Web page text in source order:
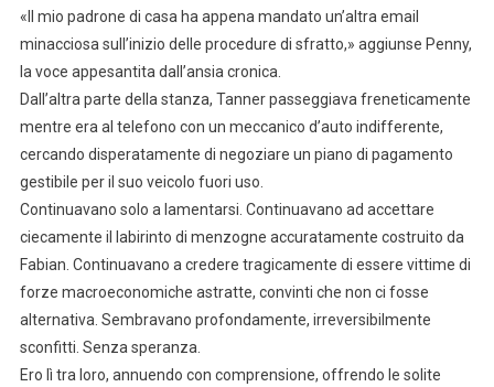
«Il mio padrone di casa ha appena mandato un’altra email
minacciosa sull’inizio delle procedure di sfratto,» aggiunse Penny,
la voce appesantita dall’ansia cronica.
Dall’altra parte della stanza, Tanner passeggiava freneticamente
mentre era al telefono con un meccanico d’auto indifferente,
cercando disperatamente di negoziare un piano di pagamento
gestibile per il suo veicolo fuori uso.
Continuavano solo a lamentarsi. Continuavano ad accettare
ciecamente il labirinto di menzogne accuratamente costruito da
Fabian. Continuavano a credere tragicamente di essere vittime di
forze macroeconomiche astratte, convinti che non ci fosse
alternativa. Sembravano profondamente, irreversibilmente
sconfitti. Senza speranza.
Ero lì tra loro, annuendo con comprensione, offrendo le solite